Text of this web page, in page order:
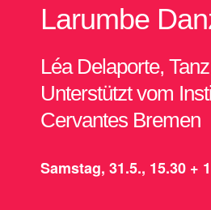
Larumbe
Léa Delaporte, Tanz
Unterstützt vom
Cervantes Bremen
Samstag, 31.5., 15.30 +